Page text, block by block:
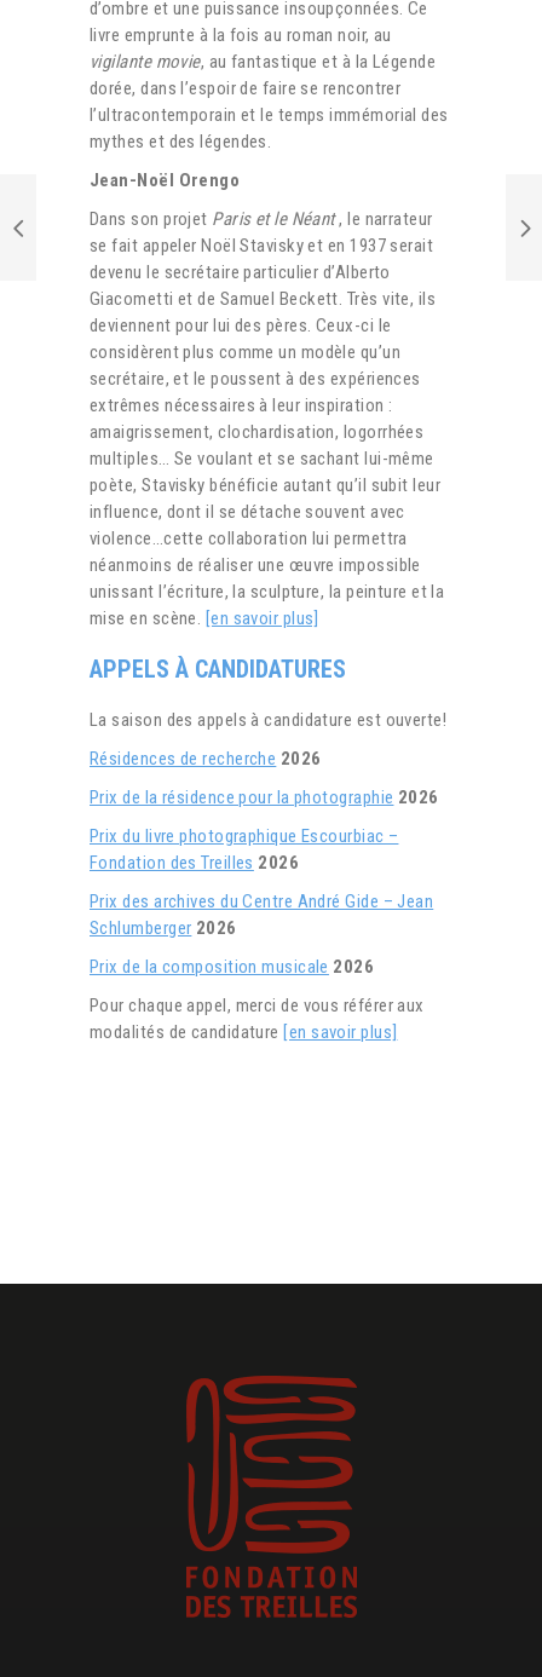
d’ombre et une puissance insoupçonnées. Ce
livre emprunte à la fois au roman noir, au
vigilante movie, au fantastique et à la Légende
dorée, dans l’espoir de faire se rencontrer
l’ultracontemporain et le temps immémorial des
mythes et des légendes.
Jean-Noël Orengo
Dans son projet Paris et le Néant, le narrateur
se fait appeler Noël Stavisky et en 1937 serait
devenu le secrétaire particulier d’Alberto
Giacometti et de Samuel Beckett. Très vite, ils
deviennent pour lui des pères. Ceux-ci le
considèrent plus comme un modèle qu’un
secrétaire, et le poussent à des expériences
extrêmes nécessaires à leur inspiration :
amaigrissement, clochardisation, logorrhées
multiples… Se voulant et se sachant lui-même
poète, Stavisky bénéficie autant qu’il subit leur
influence, dont il se détache souvent avec
violence…cette collaboration lui permettra
néanmoins de réaliser une œuvre impossible
unissant l’écriture, la sculpture, la peinture et la
mise en scène. [en savoir plus]
APPELS À CANDIDATURES
La saison des appels à candidature est ouverte!
Résidences de recherche 2026
Prix de la résidence pour la photographie 2026
Prix du livre photographique Escourbiac –
Fondation des Treilles 2026
Prix des archives du Centre André Gide – Jean
Schlumberger 2026
Prix de la composition musicale 2026
Pour chaque appel, merci de vous référer aux
modalités de candidature [en savoir plus]